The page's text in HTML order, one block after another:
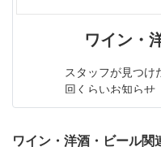
ー・ショコラ (1)コアン
ト…適量 (1)に(2)を注ぎ
コアントローは、創始
レミアム・オレンジリ
わらぬ製法を守り続け
や遊び心も追及する、
テンダーのクリエイティ
を同梱した場合、楽天
せん。クール便ご希望
望」に記載ください（
ワイン・
スタッフが見つけ
回くらいお知らせ
ワイン・洋酒・ビール関